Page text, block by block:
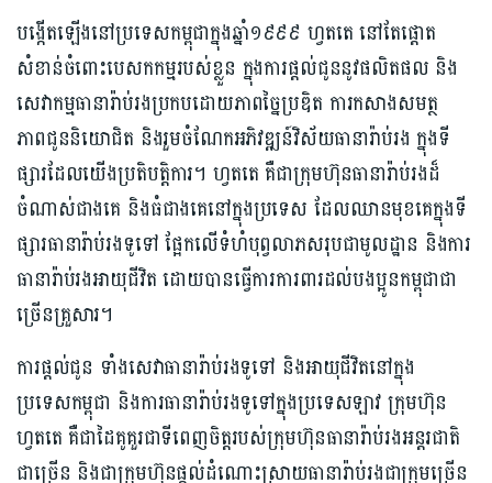
បង្កើតឡើងនៅប្រទេសកម្ពុជាក្នុងឆ្នាំ១៩៩៩ ហ្វតតេ នៅតែផ្តោត
សំខាន់ចំពោះបេសកកម្មរបស់ខ្លួន ក្នុងការផ្តល់ជូននូវផលិតផល និង
សេវាកម្មធានារ៉ាប់រងប្រកបដោយភាពច្នៃប្រឌិត ការកសាងសមត្ថ
ភាពជូននិយោជិត និងរួមចំណែកអភិវឌ្ឍន៍វិស័យធានារ៉ាប់រង ក្នុងទី
ផ្សារដែលយើងប្រតិបត្តិការ។ ហ្វតតេ គឺជាក្រុមហ៊ុនធានារ៉ាប់រងដ៏
ចំណាស់ជាងគេ និងធំជាងគេនៅក្នុងប្រទេស ដែលឈានមុខគេក្នុងទី
ផ្សារធានារ៉ាប់រងទូទៅ ផ្អែកលើទំហំបុព្វលាភសរុបជាមូលដ្ឋាន និងការ
ធានារ៉ាប់រងអាយុជីវិត ដោយបានធ្វើការការពារដល់បងប្អូនកម្ពុជាជា
ច្រើនគ្រួសារ។
ការផ្តល់ជូន ទាំងសេវាធានារ៉ាប់រងទូទៅ និងអាយុជីវិតនៅក្នុង
ប្រទេសកម្ពុជា និងការធានារ៉ាប់រងទូទៅក្នុងប្រទេសឡាវ ក្រុមហ៊ុន
ហ្វតតេ គឺជាដៃគូគួរជាទីពេញចិត្តរបស់ក្រុមហ៊ុនធានារ៉ាប់រងអន្តរជាតិ
ជាច្រើន និងជាក្រុមហ៊ុនផ្តល់ដំណោះស្រាយធានារ៉ាប់រងជាក្រុមច្រើន